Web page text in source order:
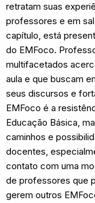
retratam suas
professores e em
capítulo, está
do EMFoco.
multifacetados
aula e que buscam
seus discursos e
EMFoco é a
Educação Básica,
caminhos e
docentes,
contato com uma
de professores que
gerem outros